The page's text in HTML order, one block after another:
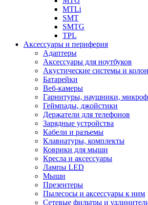
MTLi
SMT
SMTG
TPL
Аксессуары и периферия
Адаптеры
Аксессуары для ноутбуков
Акустические системы и
Батарейки
Веб-камеры
Гарнитуры, наушники,
Геймпады, джойстики
Держатели для телефонов
Зарядные устройства
Кабели и разъемы
Клавиатуры, комплекты
Коврики для мыши
Кресла и аксессуары
Лампы LED
Мыши
Презентеры
Пылесосы и аксессуары к ним
Сетевые фильтры и